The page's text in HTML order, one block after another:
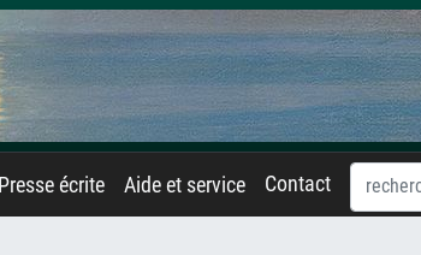
Presse écrite Aide et service Contact